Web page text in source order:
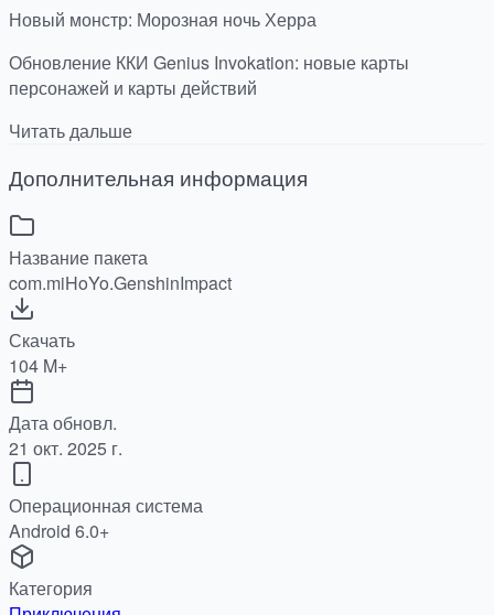
Новый монстр: Морозная ночь Херра
Обновление ККИ Genius Invokation: новые карты
персонажей и карты действий
Читать дальше
Дополнительная информация
Название пакета
com.miHoYo.GenshinImpact
Скачать
104 M+
Дата обновл.
21 окт. 2025 г.
Операционная система
Android 6.0+
Категория